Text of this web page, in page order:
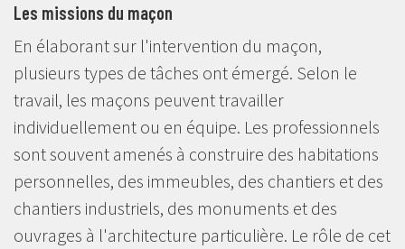
Les missions du maçon
En élaborant sur l'intervention du maçon,
plusieurs types de tâches ont émergé. Selon le
travail, les maçons peuvent travailler
individuellement ou en équipe. Les professionnels
sont souvent amenés à construire des habitations
personnelles, des immeubles, des chantiers et des
chantiers industriels, des monuments et des
ouvrages à l'architecture particulière. Le rôle de cet